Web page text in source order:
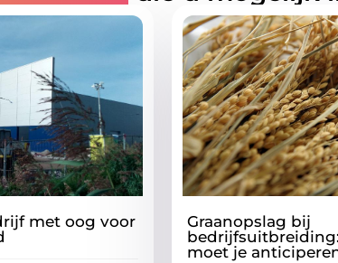
met oog voor
Graanopslag bij
moet je